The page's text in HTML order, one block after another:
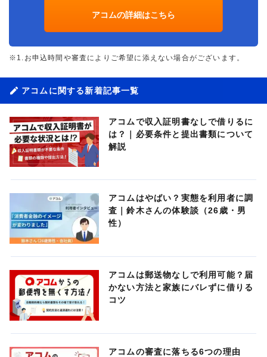
アコムの詳細はこちら
※1.お申込時間や審査によりご希望に添えない場合がございます。
アコムに関する新着記事一覧
アコムで収入証明書なしで借りるに
は？｜必要条件と提出書類について
解説
アコムはやばい？実態を利用者に調
査｜鈴木さんの体験談（26歳・男
性）
アコムは郵送物なしで利用可能？届
かない方法と家族にバレずに借りる
コツ
アコムの審査に落ちる6つの理由